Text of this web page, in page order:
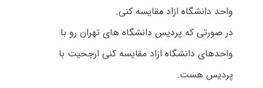
واحد دانشگاه ازاد مقایسه کنی.
در صورتی که پردیس دانشگاه های تهران رو با
واحدهای دانشگاه ازاد مقایسه کنی ارجحیت با
پردیس هست.